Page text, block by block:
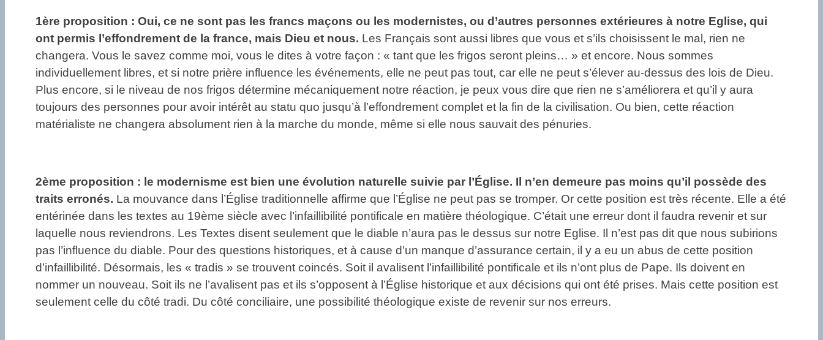
1ère proposition : Oui, ce ne sont pas les francs maçons ou les modernistes, ou d’autres personnes extérieures à notre Eglise, qui
ont permis l’effondrement de la france, mais Dieu et nous. Les Français sont aussi libres que vous et s’ils choisissent le mal, rien ne
changera. Vous le savez comme moi, vous le dites à votre façon : « tant que les frigos seront pleins… » et encore. Nous sommes
individuellement libres, et si notre prière influence les événements, elle ne peut pas tout, car elle ne peut s’élever au-dessus des lois de Dieu.
Plus encore, si le niveau de nos frigos détermine mécaniquement notre réaction, je peux vous dire que rien ne s’améliorera et qu’il y aura
toujours des personnes pour avoir intérêt au statu quo jusqu’à l’effondrement complet et la fin de la civilisation. Ou bien, cette réaction
matérialiste ne changera absolument rien à la marche du monde, même si elle nous sauvait des pénuries.
2ème proposition : le modernisme est bien une évolution naturelle suivie par l’Église. Il n’en demeure pas moins qu’il possède des
traits erronés. La mouvance dans l’Église traditionnelle affirme que l’Église ne peut pas se tromper. Or cette position est très récente. Elle a été
entérinée dans les textes au 19ème siècle avec l’infaillibilité pontificale en matière théologique. C’était une erreur dont il faudra revenir et sur
laquelle nous reviendrons. Les Textes disent seulement que le diable n’aura pas le dessus sur notre Eglise. Il n’est pas dit que nous subirions
pas l’influence du diable. Pour des questions historiques, et à cause d’un manque d’assurance certain, il y a eu un abus de cette position
d’infaillibilité. Désormais, les « tradis » se trouvent coincés. Soit il avalisent l’infaillibilité pontificale et ils n’ont plus de Pape. Ils doivent en
nommer un nouveau. Soit ils ne l’avalisent pas et ils s’opposent à l’Église historique et aux décisions qui ont été prises. Mais cette position est
seulement celle du côté tradi. Du côté conciliaire, une possibilité théologique existe de revenir sur nos erreurs.